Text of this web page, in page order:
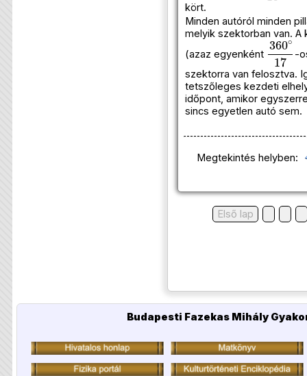
kört.
Minden autóról minden
melyik szektorban van. A
(azaz egyenként
360∘
-
szektorra van felosztva.
tetszőleges kezdeti
időpont, amikor
sincs egyetlen autó sem.
Megtekintés helyben:
Első lap
Budapesti Fazekas Mihály